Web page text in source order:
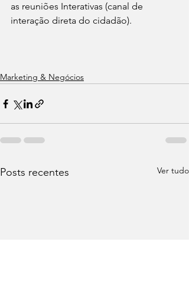
as reuniões Interativas (canal de
interação direta do cidadão).
Marketing & Negócios
Posts recentes Ver tudo